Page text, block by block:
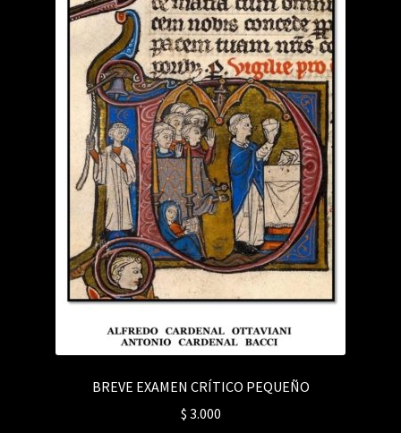
BREVE EXAMEN CRÍTICO PEQUEÑO
$ 3.000